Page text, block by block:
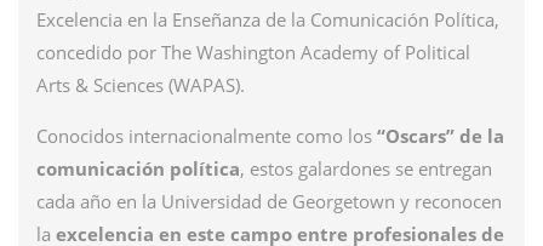
Excelencia en la Enseñanza de la Comunicación Política,
concedido por The Washington Academy of Political
Arts & Sciences (WAPAS).
Conocidos internacionalmente como los “Oscars” de la
comunicación política, estos galardones se entregan
cada año en la Universidad de Georgetown y reconocen
la excelencia en este campo entre profesionales de